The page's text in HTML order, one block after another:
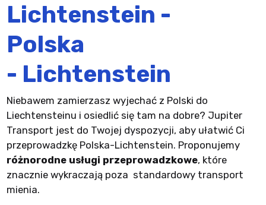
Lichtenstein -
Polska
- Lichtenstein
Niebawem zamierzasz wyjechać z Polski do
Liechtensteinu i osiedlić się tam na dobre? Jupiter
Transport jest do Twojej dyspozycji, aby ułatwić Ci
przeprowadzkę Polska-Lichtenstein. Proponujemy
różnorodne usługi przeprowadzkowe, które
znacznie wykraczają poza standardowy transport
mienia.